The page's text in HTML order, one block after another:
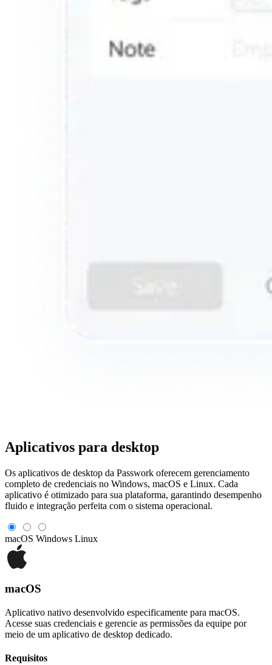
Aplicativos para desktop
Os aplicativos de desktop da Passwork oferecem gerenciamento
completo de credenciais no Windows, macOS e Linux. Cada
aplicativo é otimizado para sua plataforma, garantindo desempenho
fluido e integração perfeita com o sistema operacional.
macOS Windows Linux
macOS
Aplicativo nativo desenvolvido especificamente para macOS.
Acesse suas credenciais e gerencie as permissões da equipe por
meio de um aplicativo de desktop dedicado.
Requisitos